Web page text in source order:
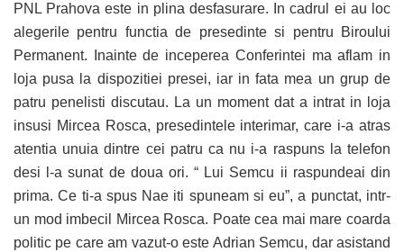
PNL Prahova este in plina desfasurare. In cadrul ei au loc
alegerile pentru functia de presedinte si pentru Biroului
Permanent. Inainte de inceperea Conferintei ma aflam in
loja pusa la dispozitiei presei, iar in fata mea un grup de
patru penelisti discutau. La un moment dat a intrat in loja
insusi Mircea Rosca, presedintele interimar, care i-a atras
atentia unuia dintre cei patru ca nu i-a raspuns la telefon
desi l-a sunat de doua ori. “ Lui Semcu ii raspundeai din
prima. Ce ti-a spus Nae iti spuneam si eu”, a punctat, intr-
un mod imbecil Mircea Rosca. Poate cea mai mare coarda
politic pe care am vazut-o este Adrian Semcu, dar asistand